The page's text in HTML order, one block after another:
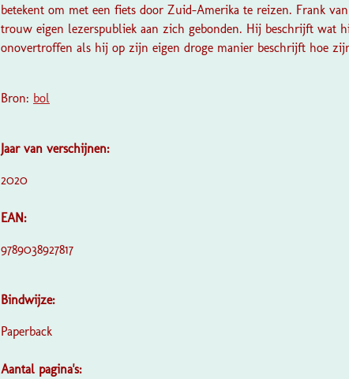
betekent om met een fiets door Zuid-Amerika te reizen. Frank
trouw eigen lezerspubliek aan zich gebonden. Hij beschrijft wat
onovertroffen als hij op zijn eigen droge manier beschrijft hoe
Bron: bol
Jaar van verschijnen:
2020
EAN:
9789038927817
Bindwijze:
Paperback
Aantal pagina's: